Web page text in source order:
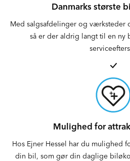
Danmarks største
Med salgsafdelinger og værksteder
så er der aldrig langt til en ny
Mulighed for
Hos Ejner Hessel har du mulighed
din bil, som gør din daglige